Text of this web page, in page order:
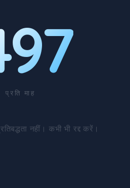
प्रति माह
नहीं। कभी भी रद्द करें।